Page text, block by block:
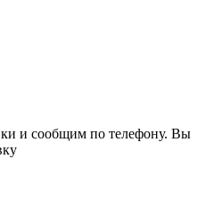
и сообщим по телефону. Вы